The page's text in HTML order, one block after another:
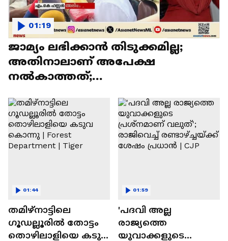
ജാമ്യം ലഭിക്കാൻ തിടുക്കമില്ല;
അതിനാലാണ് അപേക്ഷ
നൽകാത്തത്;
അഭിഭാഷകൻ
01:19
തമിഴ്‌നാട്ടിലെ
ഗൂഡല്ലൂരില്‍ തോട്ടം
തൊഴിലാളിയെ കടുവ
01:44
'പദവി അല്ല
രാജ്യത്തെ
യുവാക്കളുടെ
01:59